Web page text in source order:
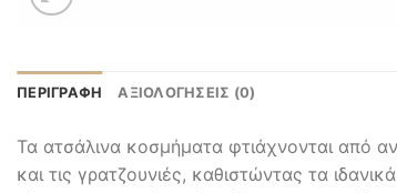
ΠΕΡΙΓΡΑΦΉ ΑΞΙΟΛΟΓΉΣΕΙΣ (0)
Τα ατσάλινα κοσμήματα φτιάχνονται από
και τις γρατζουνιές, καθιστώντας τα